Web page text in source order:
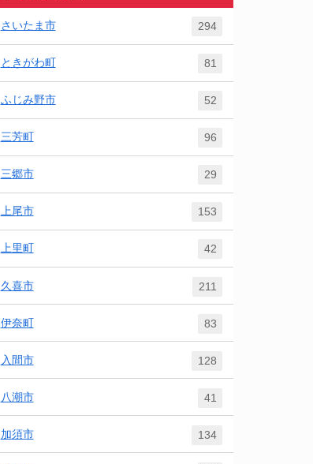
さいたま市 294
ときがわ町 81
ふじみ野市 52
三芳町 96
三郷市 29
上尾市 153
上里町 42
久喜市 211
伊奈町 83
入間市 128
八潮市 41
加須市 134